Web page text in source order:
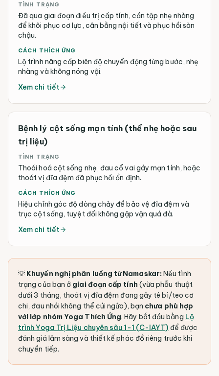
TÌNH TRẠNG
Đã qua giai đoạn điều trị cấp tính, cần tập nhẹ nhàng
để khôi phục cơ lực, cân bằng nội tiết và phục hồi sàn
chậu.
CÁCH THÍCH ỨNG
Lộ trình nâng cấp biên độ chuyển động từng bước, nhẹ
nhàng và không nóng vội.
Xem chi tiết
Bệnh lý cột sống mạn tính (thể nhẹ hoặc sau
trị liệu)
TÌNH TRẠNG
Thoái hoá cột sống nhẹ, đau cổ vai gáy mạn tính, hoặc
thoát vị đĩa đệm đã phục hồi ổn định.
CÁCH THÍCH ỨNG
Hiệu chỉnh góc độ dòng chảy để bảo vệ đĩa đệm và
trục cột sống, tuyệt đối không gập vặn quá đà.
Xem chi tiết
💡 Khuyến nghị phân luồng từ Namaskar: Nếu tình
trạng của bạn ở giai đoạn cấp tính (vừa phẫu thuật
dưới 3 tháng, thoát vị đĩa đệm đang gây tê bì/teo cơ
chi, đau nhói không thể cúi ngửa), bạn chưa phù hợp
với lớp nhóm Yoga Thích Ứng. Hãy bắt đầu bằng Lộ
trình Yoga Trị Liệu chuyên sâu 1-1 (C-IAYT) để được
đánh giá lâm sàng và thiết kế phác đồ riêng trước khi
chuyển tiếp.